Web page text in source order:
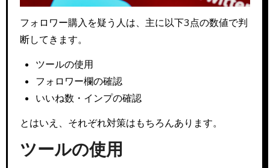
フォロワー購入を疑う人は、主に以下3点の数値で判
断してきます。
ツールの使用
フォロワー欄の確認
いいね数・インプの確認
とはいえ、それぞれ対策はもちろんあります。
ツールの使用